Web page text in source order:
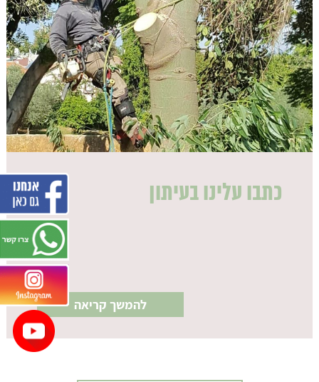
כתבו עלינו בעיתון
להמשך קריאה